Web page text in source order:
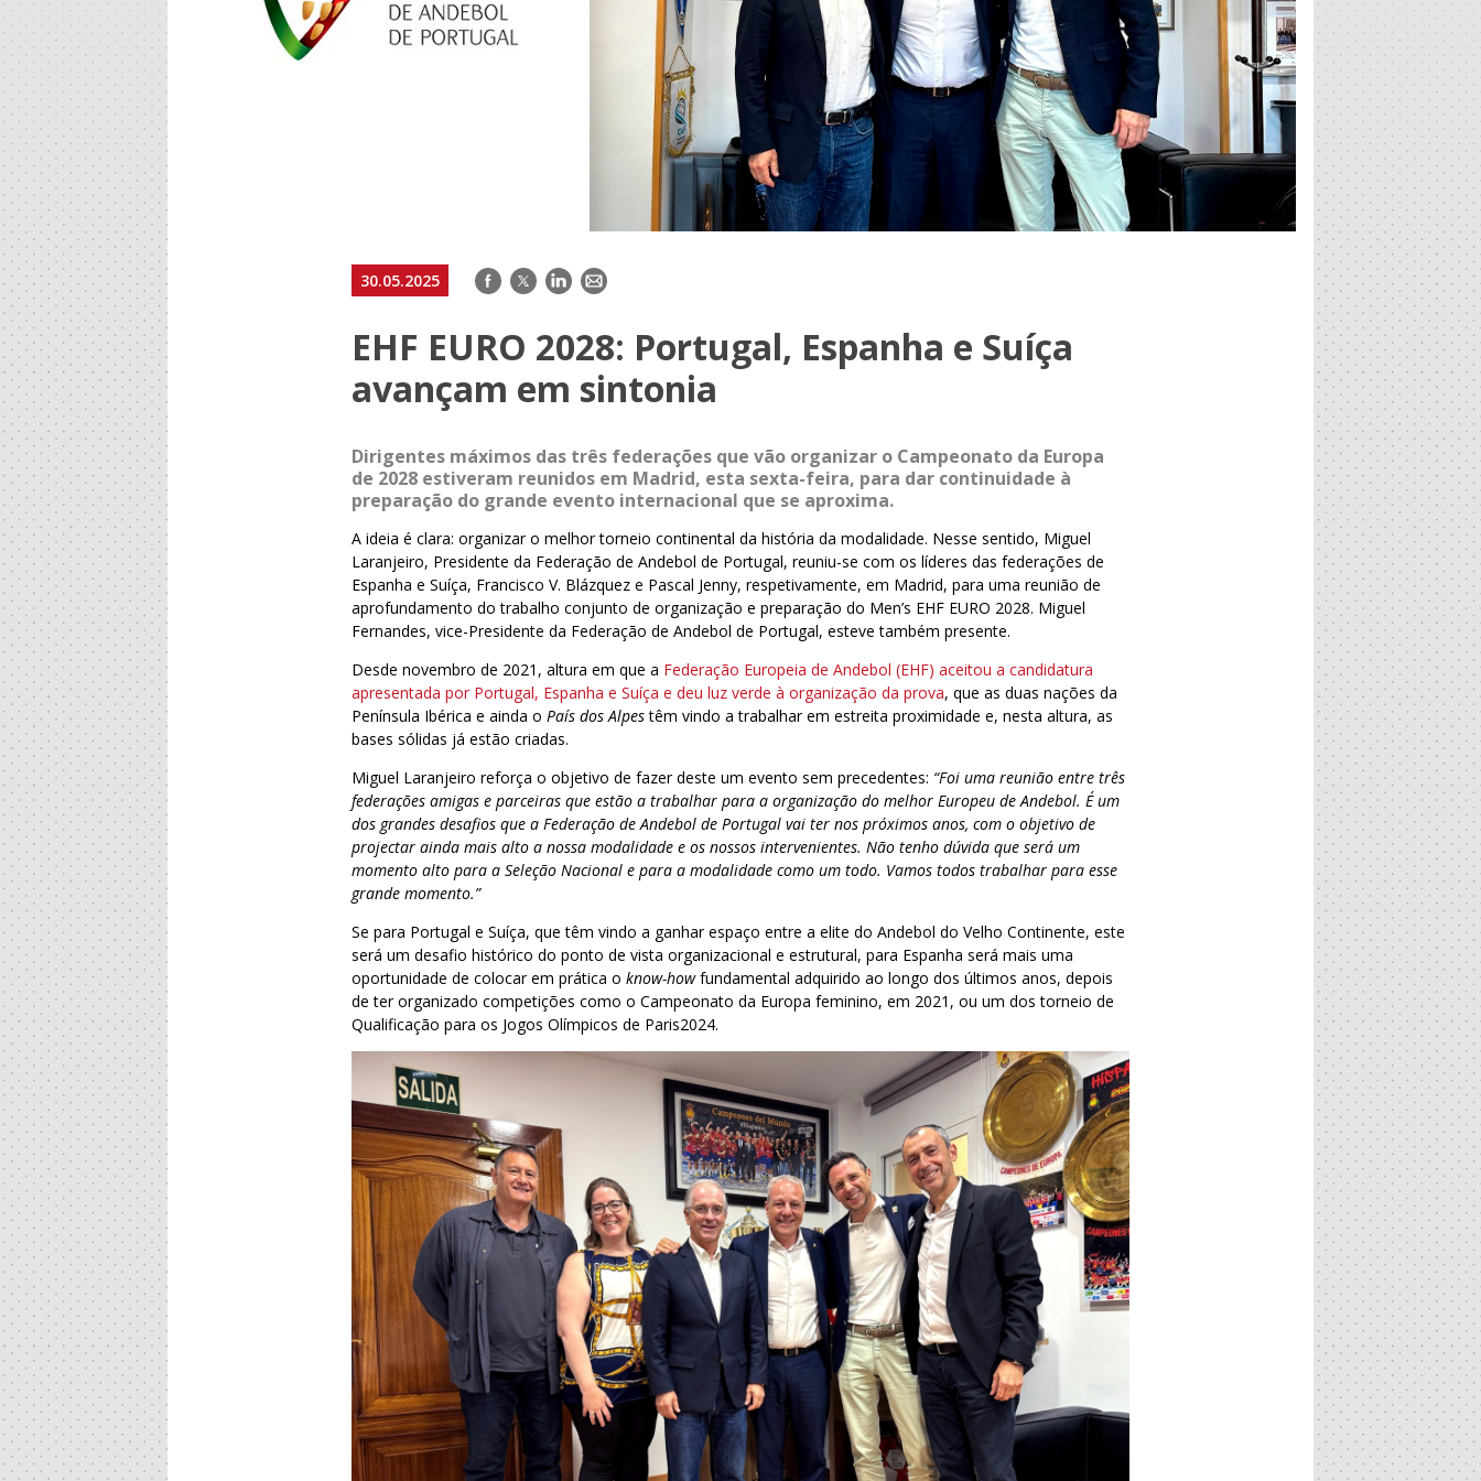
30.05.2025 Facebook
TwitterLinkedIn
E-
EHF EURO 2028: Portugal, Espanha e Suíça
avançam em sintonia
Dirigentes máximos das três federações que vão organizar o Campeonato da Europa
de 2028 estiveram reunidos em Madrid, esta sexta-feira, para dar continuidade à
preparação do grande evento internacional que se aproxima.
A ideia é clara: organizar o melhor torneio continental da história da modalidade. Nesse sentido, Miguel
Laranjeiro, Presidente da Federação de Andebol de Portugal, reuniu-se com os líderes das federações de
Espanha e Suíça, Francisco V. Blázquez e Pascal Jenny, respetivamente, em Madrid, para uma reunião de
aprofundamento do trabalho conjunto de organização e preparação do Men’s EHF EURO 2028. Miguel
Fernandes, vice-Presidente da Federação de Andebol de Portugal, esteve também presente.
Desde novembro de 2021, altura em que a Federação Europeia de Andebol (EHF) aceitou a candidatura
apresentada por Portugal, Espanha e Suíça e deu luz verde à organização da prova, que as duas nações da
Península Ibérica e ainda oPaís dos Alpestêm vindo a trabalhar em estreita proximidade e, nesta altura, as
bases sólidas já estão criadas.
Miguel Laranjeiro reforça o objetivo de fazer deste um evento sem precedentes: “Foi uma reunião entre três
federações amigas e parceiras que estão a trabalhar para a organização do melhor Europeu de Andebol. É um
dos grandes desafios que a Federação de Andebol de Portugal vai ter nos próximos anos, com o objetivo de
projectar ainda mais alto a nossa modalidade e os nossos intervenientes. Não tenho dúvida que será um
momento alto para a Seleção Nacional e para a modalidade como um todo. Vamos todos trabalhar para esse
grande momento.”
Se para Portugal e Suíça, que têm vindo a ganhar espaço entre a elite do Andebol do Velho Continente, este
será um desafio histórico do ponto de vista organizacional e estrutural, para Espanha será mais uma
oportunidade de colocar em prática oknow-howfundamental adquirido ao longo dos últimos anos, depois
de ter organizado competições como o Campeonato da Europa feminino, em 2021, ou um dos torneio de
Qualificação para os Jogos Olímpicos de Paris2024.